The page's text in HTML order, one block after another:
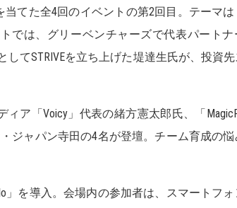
てた全4回のイベントの第2回目。テーマは
では、グリーベンチャーズで代表パートナ
てSTRIVEを立ち上げた堤達生氏が、投資
ア「Voicy」代表の緒方憲太郎氏、「
ジャパン寺田の4名が登壇。チーム育成の悩
を導入。会場内の参加者は、スマートフォ